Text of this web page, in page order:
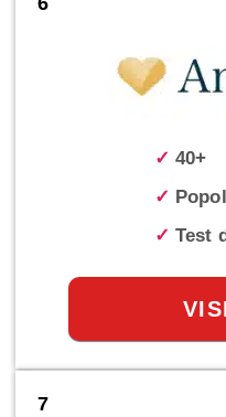
✓ 40+
✓
✓ Test
7